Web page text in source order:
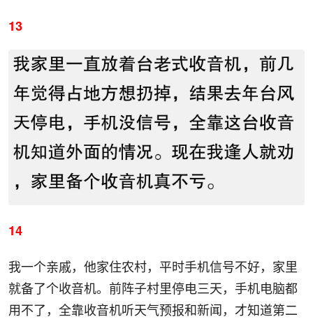
13
14
我一个亲戚，他家住农村，平时手机信号不好，家里
就备了个收音机。前阵子村里停电三天，手机电脑都
用不了，全靠收音机听天气预报和新闻，才知道第二